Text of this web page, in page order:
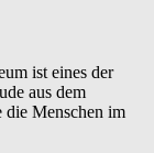
ist eines der
aus dem
die Menschen im